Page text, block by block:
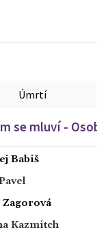
Úmrtí
se mluví -
Babiš
Zagorová
Kazmitch